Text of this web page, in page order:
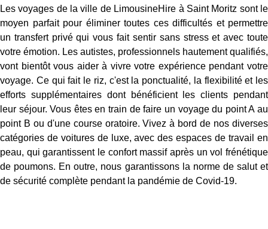
Les voyages de la ville de LimousineHire à Saint Moritz sont le
moyen parfait pour éliminer toutes ces difficultés et permettre
un transfert privé qui vous fait sentir sans stress et avec toute
votre émotion. Les autistes, professionnels hautement qualifiés,
vont bientôt vous aider à vivre votre expérience pendant votre
voyage. Ce qui fait le riz, c'est la ponctualité, la flexibilité et les
efforts supplémentaires dont bénéficient les clients pendant
leur séjour. Vous êtes en train de faire un voyage du point A au
point B ou d'une course oratoire. Vivez à bord de nos diverses
catégories de voitures de luxe, avec des espaces de travail en
peau, qui garantissent le confort massif après un vol frénétique
de poumons. En outre, nous garantissons la norme de salut et
de sécurité complète pendant la pandémie de Covid-19.